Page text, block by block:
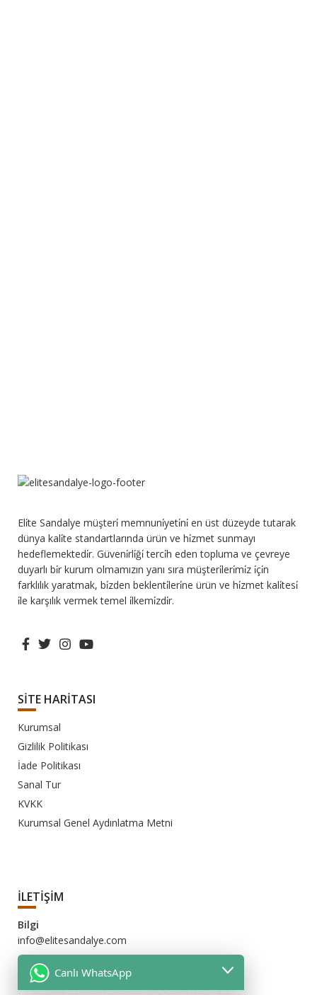
Eli̇te Sandalye müşteri̇ memnuni̇yeti̇ni̇ en üst düzeyde tutarak
dünya kali̇te standartlarında ürün ve hi̇zmet sunmayı
hedeflemektedi̇r. Güveni̇rli̇ği̇ terci̇h eden topluma ve çevreye
duyarlı bi̇r kurum olmamızın yanı sıra müşteri̇leri̇mi̇z i̇çi̇n
farklılık yaratmak, bi̇zden beklenti̇leri̇ne ürün ve hi̇zmet kali̇tesi̇
i̇le karşılık vermek temel i̇lkemi̇zdi̇r.
SİTE HARİTASI
Kurumsal
Gizlilik Politikası
İade Politikası
Sanal Tur
KVKK
Kurumsal Genel Aydınlatma Metni
İLETİŞİM
Bilgi
info@elitesandalye.com
Pazarlama
pazarlama@elitesandalye.com
Canlı WhatsApp